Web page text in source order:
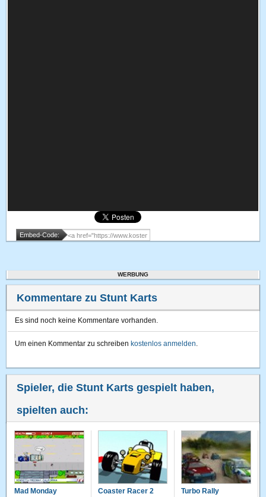
Embed-Code:
WERBUNG
Kommentare zu Stunt Karts
Es sind noch keine Kommentare vorhanden.
Um einen Kommentar zu schreiben kostenlos anmelden.
Spieler, die Stunt Karts gespielt haben,
spielten auch:
Mad Monday Coaster Racer 2 Turbo Rally